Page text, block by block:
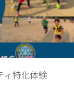
ィ特化体験